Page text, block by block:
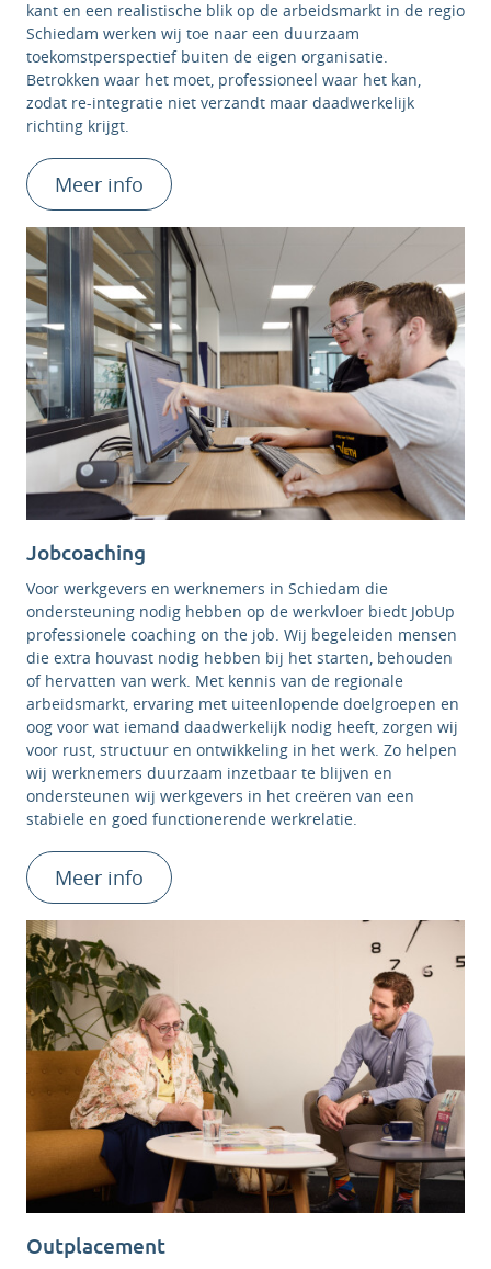
kant en een realistische blik op de arbeidsmarkt in de regio
Schiedam werken wij toe naar een duurzaam
toekomstperspectief buiten de eigen organisatie.
Betrokken waar het moet, professioneel waar het kan,
zodat re-integratie niet verzandt maar daadwerkelijk
richting krijgt.
Meer info
Jobcoaching
Voor werkgevers en werknemers in Schiedam die
ondersteuning nodig hebben op de werkvloer biedt JobUp
professionele coaching on the job. Wij begeleiden mensen
die extra houvast nodig hebben bij het starten, behouden
of hervatten van werk. Met kennis van de regionale
arbeidsmarkt, ervaring met uiteenlopende doelgroepen en
oog voor wat iemand daadwerkelijk nodig heeft, zorgen wij
voor rust, structuur en ontwikkeling in het werk. Zo helpen
wij werknemers duurzaam inzetbaar te blijven en
ondersteunen wij werkgevers in het creëren van een
stabiele en goed functionerende werkrelatie.
Meer info
Outplacement